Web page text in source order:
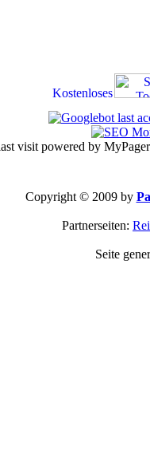
Copyright © 2009 by
Partnerseiten:
Seite